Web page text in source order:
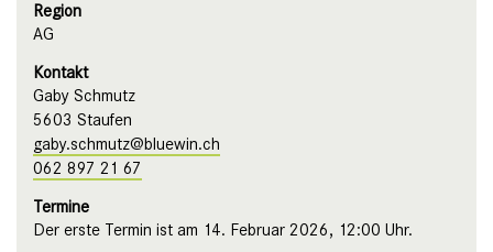
Region
AG
Kontakt
Gaby Schmutz
5603 Staufen
gaby.schmutz@bluewin.ch
062 897 21 67
Termine
Der erste Termin ist am 14. Februar 2026, 12:00 Uhr.